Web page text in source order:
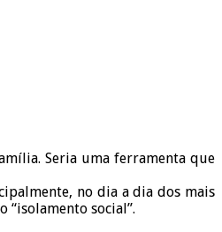
Seria uma ferramenta que
no dia a dia dos mais
“isolamento social”.